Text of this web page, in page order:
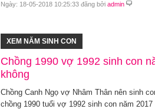
Ngày: 18-05-2018 10:25:33 đăng bởi admin
XEM NĂM SINH CON
Chồng 1990 vợ 1992 sinh con
không
Chồng Canh Ngọ vợ Nhâm Thân nên sinh
chồng 1990 tuổi vợ 1992 sinh con năm